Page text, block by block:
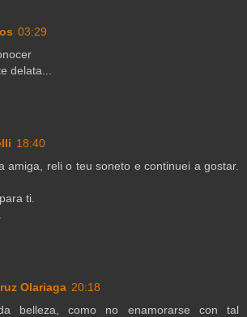
03:29
delata...
18:40
amiga, reli o teu soneto e continuei a gostar.
ti.
Olariaga 20:18
belleza, como no enamorarse con tal